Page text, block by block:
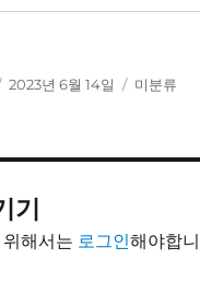
작
2023년 6월 14일
카
미분류
기
해서는 로그인해야합